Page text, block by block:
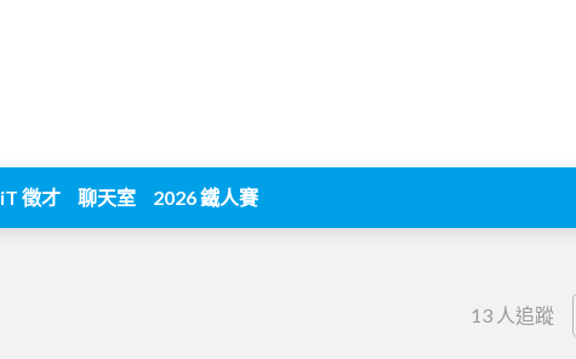
iT 徵才 聊天室 2026 鐵人賽
13 人追蹤